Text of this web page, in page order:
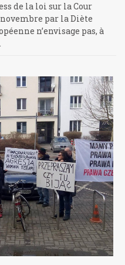
de la loi sur la Cour
par la Diète
n’envisage pas, à